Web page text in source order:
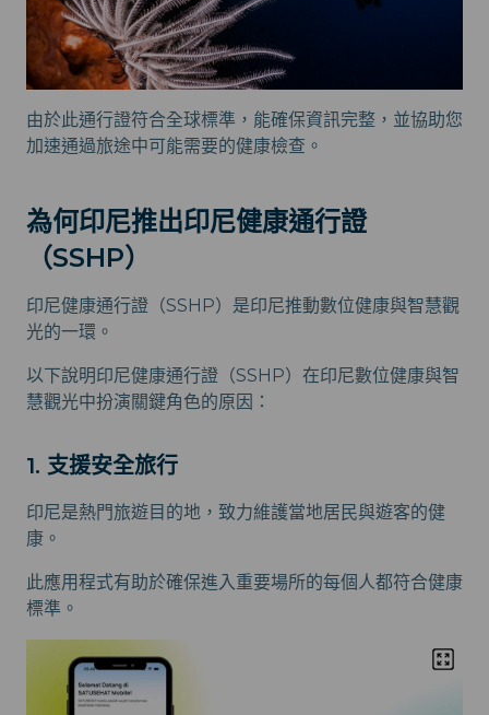
由於此通行證符合全球標準，能確保資訊完整，並協助您
加速通過旅途中可能需要的健康檢查。
為何印尼推出印尼健康通行證
（SSHP）
印尼健康通行證（SSHP）是印尼推動數位健康與智慧觀
光的一環。
以下說明印尼健康通行證（SSHP）在印尼數位健康與智
慧觀光中扮演關鍵角色的原因：
1. 支援安全旅行
印尼是熱門旅遊目的地，致力維護當地居民與遊客的健
康。
此應用程式有助於確保進入重要場所的每個人都符合健康
標準。